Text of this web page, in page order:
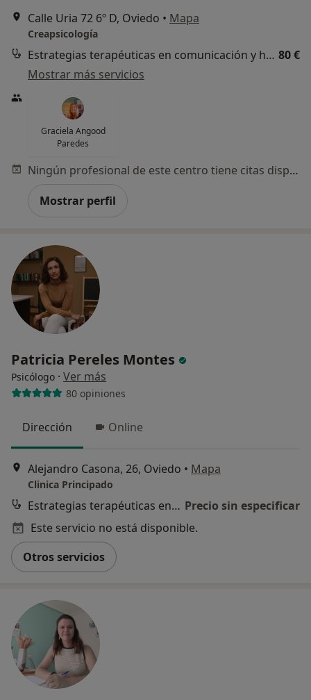
Calle Uria 72 6º D, Oviedo • Mapa
Creapsicología
Estrategias terapéuticas en comunicación y habilidades sociales 80 €
Mostrar más servicios
Graciela Angood
Paredes
Ningún profesional de este centro tiene citas disponibles
Mostrar perfil
Patricia Pereles Montes
Psicólogo · Ver más
80 opiniones
Dirección Online
Alejandro Casona, 26, Oviedo • Mapa
Clinica Principado
Estrategias terapéuticas en comunicación y habilidades sociales Precio sin especificar
Este servicio no está disponible.
Otros servicios
¿Alguna vez has usado una app
o chatbot de IA para hablar
sobre un tema emocional o
psicológico?